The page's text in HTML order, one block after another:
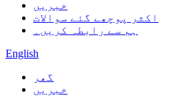
خبریں
اکثر پوچھے گئے سوالات
ہم سے رابطہ کریں۔
English
گھر
خبریں